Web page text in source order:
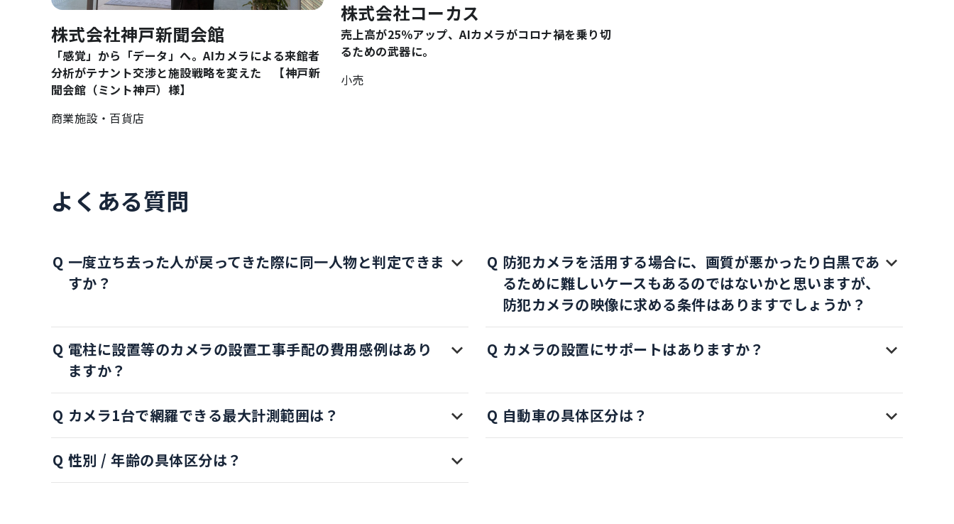
株式会社神戸新聞会館
「感覚」から「データ」へ。AIカメラによる来館者
分析がテナント交渉と施設戦略を変えた 【神戸新
聞会館（ミント神戸）様】
商業施設・百貨店
株式会社コーカス
売上高が25％アップ、AIカメラがコロナ禍を乗り切
るための武器に。
小売
よくある質問
一度立ち去った人が戻ってきた際に同一人物と判定できま
すか？
防犯カメラを活用する場合に、画質が悪かったり白黒であ
るために難しいケースもあるのではないかと思いますが、
防犯カメラの映像に求める条件はありますでしょうか？
電柱に設置等のカメラの設置工事手配の費用感例はあり
ますか？
カメラの設置にサポートはありますか？
カメラ1台で網羅できる最大計測範囲は？ 自動車の具体区分は？
性別 / 年齢の具体区分は？